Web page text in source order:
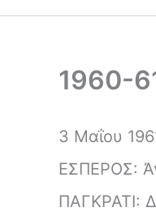
1960-
3 Μαΐου
ΕΣΠΕΡΟΣ:
ΠΑΓΚΡΑΤΙ: